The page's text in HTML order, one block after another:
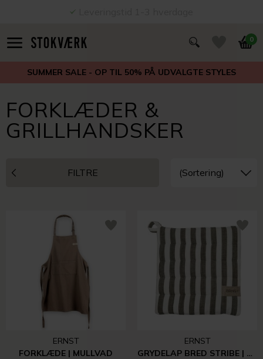
0
SUMMER SALE - OP TIL 50% PÅ UDVALGTE STYLES
FORKLÆDER &
GRILLHANDSKER
FILTRE
ERNST
FORKLÆDE | MULLVAD
ERNST
GRYDELAP BRED STRIBE | SALVIA/HVID